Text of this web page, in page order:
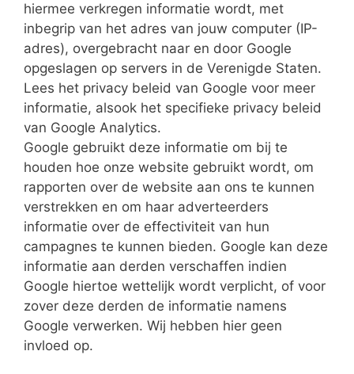
hiermee verkregen informatie wordt, met
inbegrip van het adres van jouw computer (IP-
adres), overgebracht naar en door Google
opgeslagen op servers in de Verenigde Staten.
Lees het privacy beleid van Google voor meer
informatie, alsook het specifieke privacy beleid
van Google Analytics.
Google gebruikt deze informatie om bij te
houden hoe onze website gebruikt wordt, om
rapporten over de website aan ons te kunnen
verstrekken en om haar adverteerders
informatie over de effectiviteit van hun
campagnes te kunnen bieden. Google kan deze
informatie aan derden verschaffen indien
Google hiertoe wettelijk wordt verplicht, of voor
zover deze derden de informatie namens
Google verwerken. Wij hebben hier geen
invloed op.